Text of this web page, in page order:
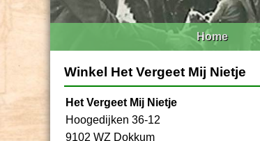
Home
Winkel Het Vergeet Mij Nietje
Het Vergeet Mij Nietje
Hoogedijken 36-12
9102 WZ Dokkum